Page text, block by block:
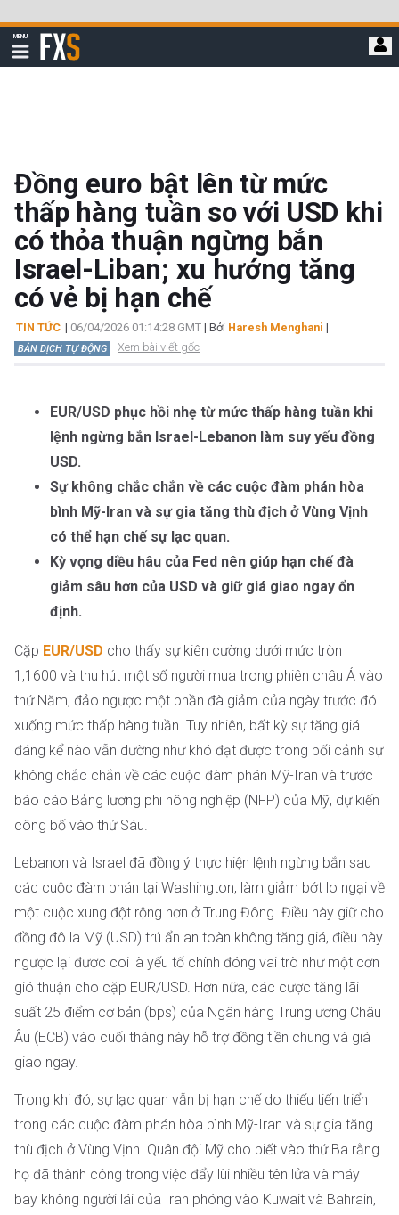
qua
đi
MENU
Hiển
thị
FXStreet
Đồng euro bật lên từ mức
thấp hàng tuần so với USD khi
có thỏa thuận ngừng bắn
Israel-Liban; xu hướng tăng
có vẻ bị hạn chế
TIN TỨC | 06/04/2026 01:14:28 GMT | Bởi Haresh Menghani |
BẢN DỊCH TỰ ĐỘNG Xem bài viết gốc
EUR/USD phục hồi nhẹ từ mức thấp hàng tuần khi
lệnh ngừng bắn Israel-Lebanon làm suy yếu đồng
USD.
Sự không chắc chắn về các cuộc đàm phán hòa
bình Mỹ-Iran và sự gia tăng thù địch ở Vùng Vịnh
có thể hạn chế sự lạc quan.
Kỳ vọng diều hâu của Fed nên giúp hạn chế đà
giảm sâu hơn của USD và giữ giá giao ngay ổn
định.
Cặp EUR/USD cho thấy sự kiên cường dưới mức tròn
1,1600 và thu hút một số người mua trong phiên châu Á vào
thứ Năm, đảo ngược một phần đà giảm của ngày trước đó
xuống mức thấp hàng tuần. Tuy nhiên, bất kỳ sự tăng giá
đáng kể nào vẫn dường như khó đạt được trong bối cảnh sự
không chắc chắn về các cuộc đàm phán Mỹ-Iran và trước
báo cáo Bảng lương phi nông nghiệp (NFP) của Mỹ, dự kiến
công bố vào thứ Sáu.
Lebanon và Israel đã đồng ý thực hiện lệnh ngừng bắn sau
các cuộc đàm phán tại Washington, làm giảm bớt lo ngại về
một cuộc xung đột rộng hơn ở Trung Đông. Điều này giữ cho
đồng đô la Mỹ (USD) trú ẩn an toàn không tăng giá, điều này
ngược lại được coi là yếu tố chính đóng vai trò như một cơn
gió thuận cho cặp EUR/USD. Hơn nữa, các cược tăng lãi
suất 25 điểm cơ bản (bps) của Ngân hàng Trung ương Châu
Âu (ECB) vào cuối tháng này hỗ trợ đồng tiền chung và giá
giao ngay.
Trong khi đó, sự lạc quan vẫn bị hạn chế do thiếu tiến triển
trong các cuộc đàm phán hòa bình Mỹ-Iran và sự gia tăng
thù địch ở Vùng Vịnh. Quân đội Mỹ cho biết vào thứ Ba rằng
họ đã thành công trong việc đẩy lùi nhiều tên lửa và máy
bay không người lái của Iran phóng vào Kuwait và Bahrain,